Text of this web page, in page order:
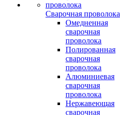
Сварочная проволока
Омедненная
сварочная
проволока
Полированная
сварочная
проволока
Алюминиевая
сварочная
проволока
Нержавеющая
сварочная